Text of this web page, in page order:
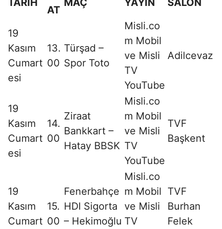
AT
19
Kasım
Cumart
esi
13.
00
Türşad –
Spor Toto
Misli.co
m Mobil
ve Misli
TV
YouTube
Adilcevaz
19
Kasım
Cumart
esi
14.
00
Ziraat
Bankkart –
Hatay BBSK
Misli.co
m Mobil
ve Misli
TV
YouTube
TVF
Başkent
19
Kasım
Cumart
15.
00
Fenerbahçe
HDI Sigorta
– Hekimoğlu
Misli.co
m Mobil
ve Misli
TV
TVF
Burhan
Felek